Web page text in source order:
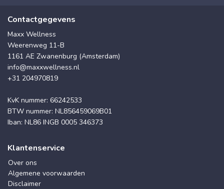
Contactgegevens
Maxx Wellness
Weerenweg 11-B
1161 AE Zwanenburg (Amsterdam)
info@maxxwellness.nl
+31 204970819
KvK nummer: 66242533
BTW nummer: NL856459069B01
Iban: NL86 INGB 0005 346373
Klantenservice
Over ons
Algemene voorwaarden
Disclaimer